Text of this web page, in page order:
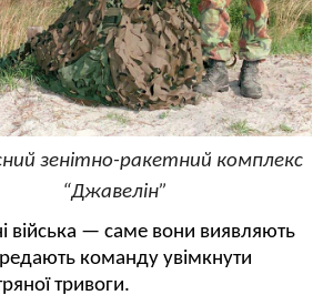
зенітно-ракетний комплекс
“Джавелін”
війська — саме вони виявляють
команду увімкнути
тривоги.